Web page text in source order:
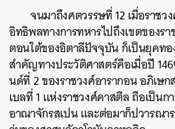
จนมาถึงศตวรรษที่ 12 เมื่อราชว
อิทธิพลทางการทหารไปถึงเขตของร
ตอนใต้ของอิตาลีปัจจุบัน ก็เป็นยุคทอ
สำคัญทางประวัติศาสตร์คือเมื่อปี
นด์ที่ 2 ของราชวงศ์อารากอน อภิเษ
เบลที่ 1 แห่งราชวงศ์คาสตีล ถือเป็นก
อาณาจักรสเปน และต่อมาก็ปวารณา